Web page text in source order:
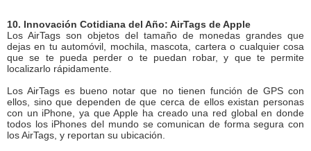
10. Innovación Cotidiana del Año: AirTags de Apple
Los AirTags son objetos del tamaño de monedas grandes que
dejas en tu automóvil, mochila, mascota, cartera o cualquier cosa
que se te pueda perder o te puedan robar, y que te permite
localizarlo rápidamente.
Los AirTags es bueno notar que no tienen función de GPS con
ellos, sino que dependen de que cerca de ellos existan personas
con un iPhone, ya que Apple ha creado una red global en donde
todos los iPhones del mundo se comunican de forma segura con
los AirTags, y reportan su ubicación.